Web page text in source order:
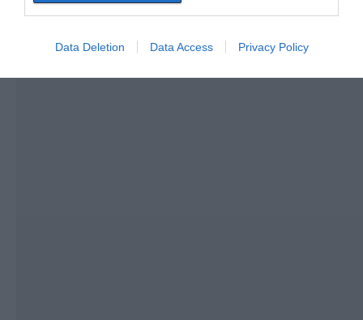
Data Deletion Data Access Privacy Policy